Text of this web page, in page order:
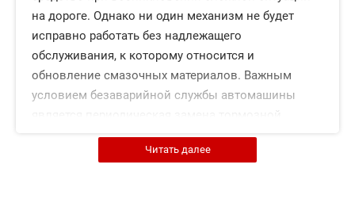
на дороге. Однако ни один механизм не будет
исправно работать без надлежащего
обслуживания, к которому относится и
обновление смазочных материалов. Важным
условием безаварийной службы автомашины
жидкости KIA в Москве.
Читать далее